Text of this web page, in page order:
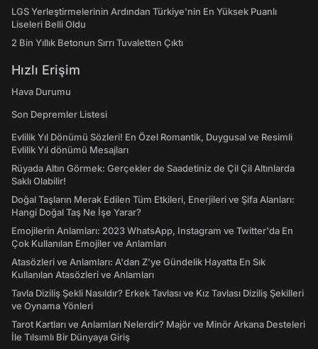
LGS Yerleştirmelerinin Ardından Türkiye'nin En Yüksek Puanlı
Liseleri Belli Oldu
2 Bin Yıllık Betonun Sırrı Tuvaletten Çıktı
Hızlı Erişim
Hava Durumu
Son Depremler Listesi
Evlilik Yıl Dönümü Sözleri! En Özel Romantik, Duygusal ve Resimli
Evlilik Yıl dönümü Mesajları
Rüyada Altın Görmek: Gerçekler de Saadetiniz de Çil Çil Altınlarda
Saklı Olabilir!
Doğal Taşların Merak Edilen Tüm Etkileri, Enerjileri ve Şifa Alanları:
Hangi Doğal Taş Ne İşe Yarar?
Emojilerin Anlamları: 2023 WhatsApp, Instagram ve Twitter'da En
Çok Kullanılan Emojiler ve Anlamları
Atasözleri ve Anlamları: A'dan Z'ye Gündelik Hayatta En Sık
Kullanılan Atasözleri ve Anlamları
Tavla Diziliş Şekli Nasıldır? Erkek Tavlası ve Kız Tavlası Diziliş Şekilleri
ve Oynama Yönleri
Tarot Kartları ve Anlamları Nelerdir? Majör ve Minör Arkana Desteleri
İle Tılsımlı Bir Dünyaya Giriş